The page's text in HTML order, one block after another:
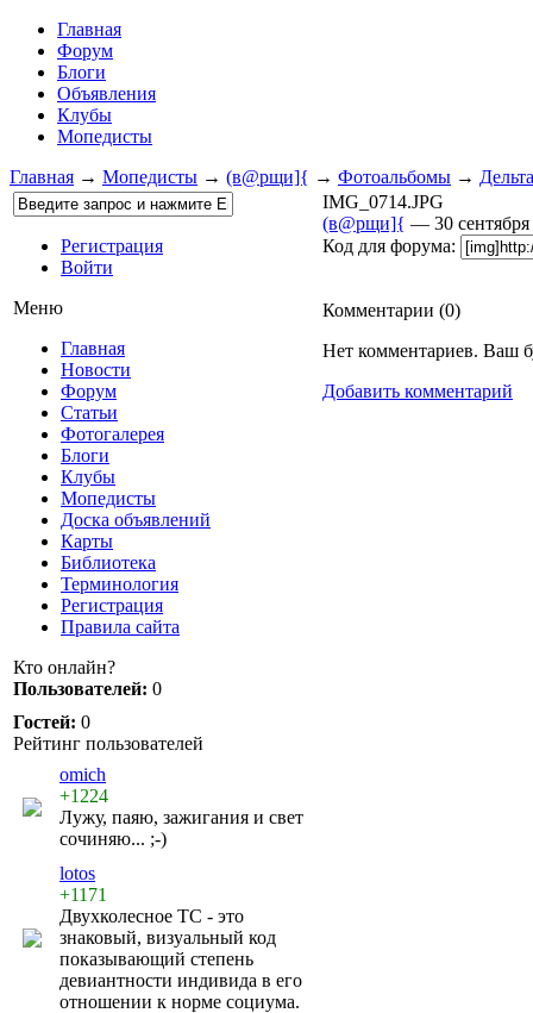
Главная
Форум
Блоги
Объявления
Клубы
Мопедисты
Главная → Мопедисты → (в@рщи]{ → Фотоальбомы →
Регистрация
Войти
Меню
Главная
Новости
Форум
Статьи
Фотогалерея
Блоги
Клубы
Мопедисты
Доска объявлений
Карты
Библиотека
Терминология
Регистрация
Правила сайта
Кто онлайн?
Пользователей: 0
Гостей: 0
Рейтинг пользователей
omich
+1224
Лужу, паяю, зажигания и свет
сочиняю... ;-)
lotos
+1171
Двухколесное ТС - это
знаковый, визуальный код
показывающий степень
девиантности индивида в его
отношении к норме социума.
IMG_0714.JPG
(в@рщи]{ — 30
Код для форума:
Комментарии (0)
Нет комментариев. Ваш
Добавить комментарий